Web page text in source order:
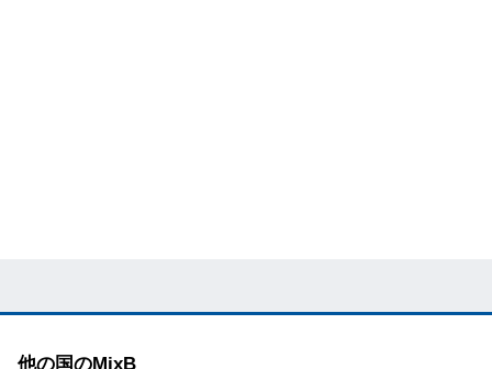
他の国のMixB